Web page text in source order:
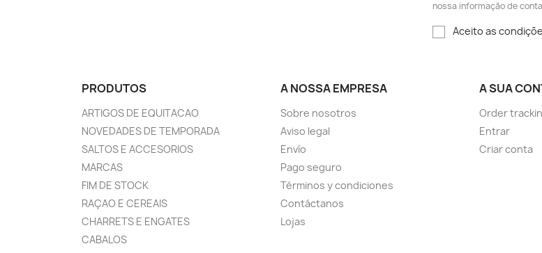
nossa informação de
Aceito as
PRODUTOS
ARTIGOS DE EQUITACAO
NOVEDADES DE TEMPORADA
SALTOS E ACCESORIOS
MARCAS
FIM DE STOCK
RAÇAO E CEREAIS
CHARRETS E ENGATES
CABALOS
A NOSSA EMPRESA
Sobre nosotros
Aviso legal
Envío
Pago seguro
Términos y condiciones
Contáctanos
Lojas
A SUA
Order
Entrar
Criar conta